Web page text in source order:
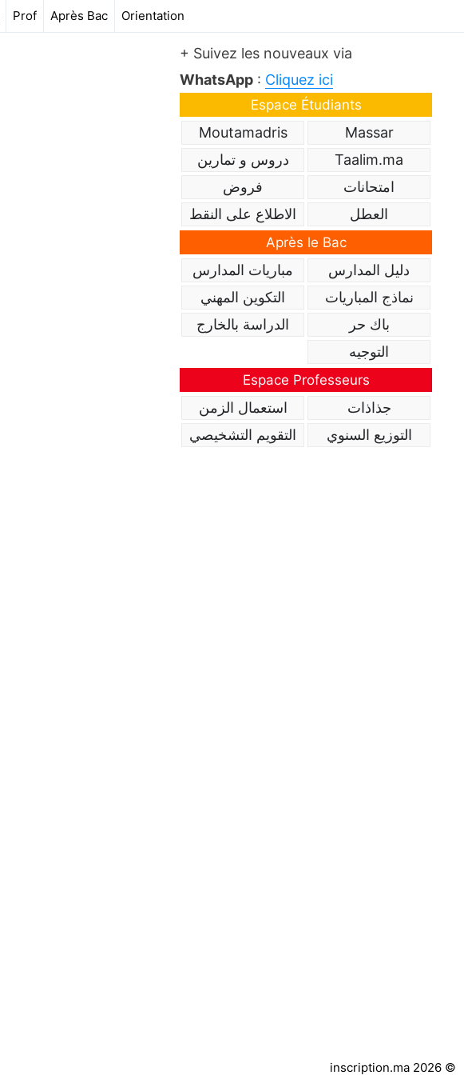
Prof Après Bac Orientation
+ Suivez les nouveaux via
WhatsApp : Cliquez ici
Espace Étudiants
Massar
Moutamadris
Taalim.ma
دروس و تمارين
امتحانات
فروض
العطل
الاطلاع على النقط
Après le Bac
دليل المدارس
مباريات المدارس
نماذج المباريات
التكوين المهني
باك حر
الدراسة بالخارج
التوجيه
Espace Professeurs
جذاذات
استعمال الزمن
التوزيع السنوي
التقويم التشخيصي
inscription.ma 2026 ©